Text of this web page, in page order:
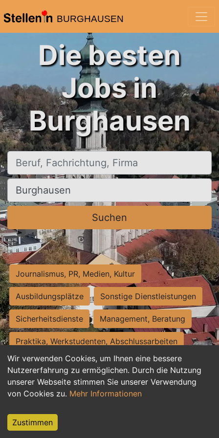
BURGHAUSEN
Wir verwenden Cookies, um Ihnen eine bessere
Nutzererfahrung zu ermöglichen. Durch die Nutzung
unserer Webseite stimmen Sie unserer Verwendung
von Cookies zu. Mehr Informationen
Zustimmen
Die besten
Jobs in
Burghausen
Beruf, Fachrichtung, Firma
Ort, Stadt
Suchen
Journalismus, PR, Medien, Kultur
Ausbildungsplätze Sonstige Dienstleistungen
Sicherheitsdienste Management, Beratung
Praktika, Werkstudenten, Abschlussarbeiten
Personalwesen Assistenz, Sekretariat
Hilfskräfte, Aushilfs- und Nebenjobs
Weiterbildung, Studium, duale Ausbildung